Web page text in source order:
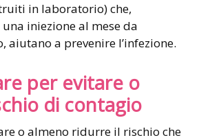
in laboratorio) che,
iniezione al mese da
aiutano a prevenire l’infezione.
per evitare o
di contagio
o almeno ridurre il rischio che